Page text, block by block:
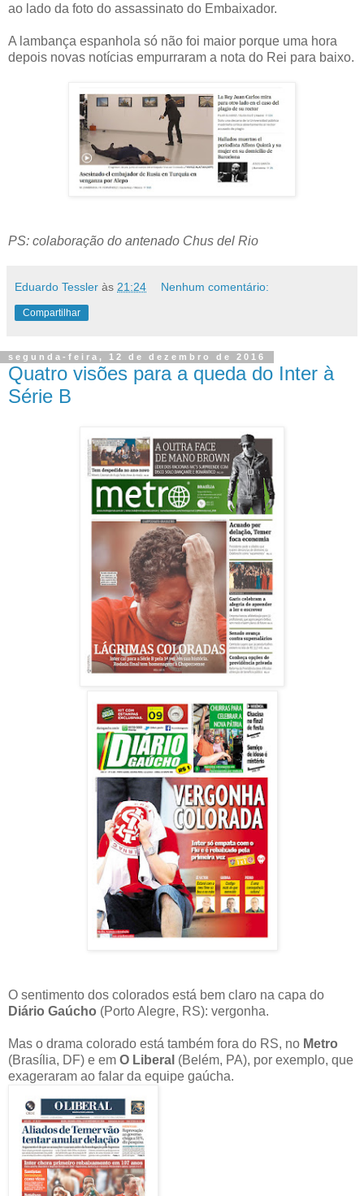
ao lado da foto do assassinato do Embaixador.
A lambança espanhola só não foi maior porque uma hora
depois novas notícias empurraram a nota do Rei para baixo.
PS: colaboração do antenado Chus del Rio
Eduardo Tessler às 21:24 Nenhum comentário:
Compartilhar
segunda-feira, 12 de dezembro de 2016
Quatro visões para a queda do Inter à
Série B
O sentimento dos colorados está bem claro na capa do
Diário Gaúcho (Porto Alegre, RS): vergonha.
Mas o drama colorado está também fora do RS, no Metro
(Brasília, DF) e em O Liberal (Belém, PA), por exemplo, que
exageraram ao falar da equipe gaúcha.